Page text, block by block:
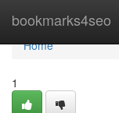
bookmarks4seo
Home
Home
1